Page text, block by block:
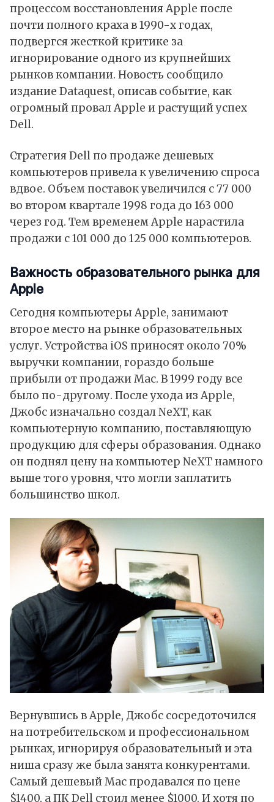
процессом восстановления Apple после
почти полного краха в 1990-х годах,
подвергся жесткой критике за
игнорирование одного из крупнейших
рынков компании. Новость сообщило
издание Dataquest, описав событие, как
огромный провал Apple и растущий успех
Dell.
Стратегия Dell по продаже дешевых
компьютеров привела к увеличению спроса
вдвое. Объем поставок увеличился с 77 000
во втором квартале 1998 года до 163 000
через год. Тем временем Apple нарастила
продажи с 101 000 до 125 000 компьютеров.
Важность образовательного рынка для
Apple
Сегодня компьютеры Apple, занимают
второе место на рынке образовательных
услуг. Устройства iOS приносят около 70%
выручки компании, гораздо больше
прибыли от продажи Mac. В 1999 году все
было по-другому. После ухода из Apple,
Джобс изначально создал NeXT, как
компьютерную компанию, поставляющую
продукцию для сферы образования. Однако
он поднял цену на компьютер NeXT намного
выше того уровня, что могли заплатить
большинство школ.
Вернувшись в Apple, Джобс сосредоточился
на потребительском и профессиональном
рынках, игнорируя образовательный и эта
ниша сразу же была занята конкурентами.
Самый дешевый Mac продавался по цене
$1400, а ПК Dell стоил менее $1000. И хотя по